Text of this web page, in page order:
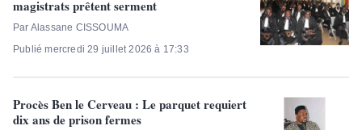
magistrats prêtent serment
Par Alassane CISSOUMA
Publié mercredi 29 juillet 2026 à 17:33
Procès Ben le Cerveau : Le parquet requiert
dix ans de prison fermes